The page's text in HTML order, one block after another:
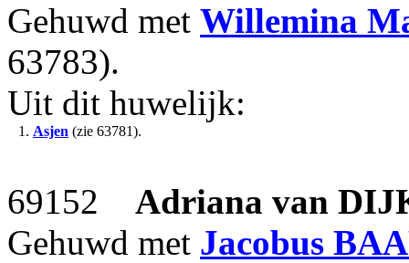
Gehuwd met Willemina
63783).
Uit dit huwelijk:
1. Asjen (zie 63781).
69152 Adriana van
Gehuwd met Jacobus